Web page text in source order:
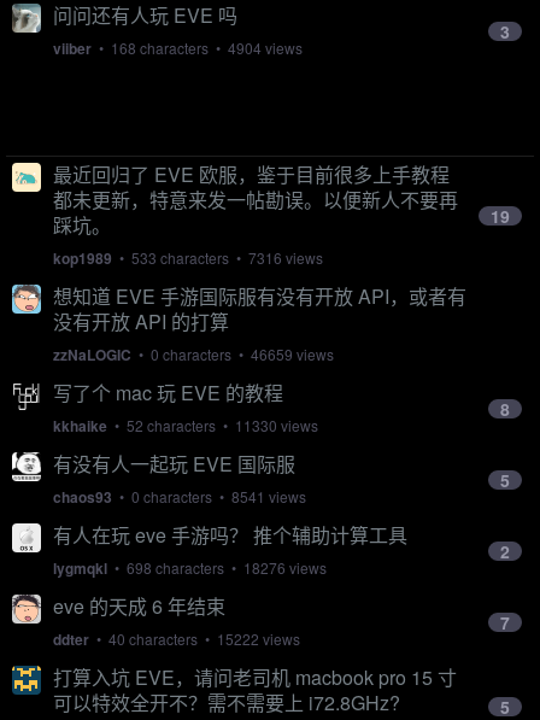
问问还有人玩 EVE 吗
viiber • 168 characters • 4904 views
3
最近回归了 EVE 欧服，鉴于目前很多上手教程
都未更新，特意来发一帖勘误。以便新人不要再
踩坑。
kop1989 • 533 characters • 7316 views
19
想知道 EVE 手游国际服有没有开放 API，或者有
没有开放 API 的打算
zzNaLOGIC • 0 characters • 46659 views
写了个 mac 玩 EVE 的教程
kkhaike • 52 characters • 11330 views
8
有没有人一起玩 EVE 国际服
chaos93 • 0 characters • 8541 views
5
有人在玩 eve 手游吗？ 推个辅助计算工具
lygmqkl • 698 characters • 18276 views
2
eve 的天成 6 年结束
ddter • 40 characters • 15222 views
7
打算入坑 EVE，请问老司机 macbook pro 15 寸
可以特效全开不？需不需要上 i72.8GHz?
5